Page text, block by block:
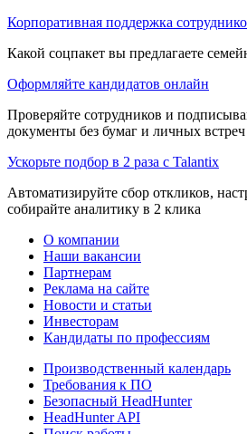
Корпоративная поддержка
Какой соцпакет вы предлагаете
Оформляйте кандидатов онлайн
Проверяйте сотрудников и
документы без бумаг и личных встреч
Ускорьте подбор в 2 раза с Talantix
Автоматизируйте сбор откликов,
собирайте аналитику в 2 клика
О компании
Наши вакансии
Партнерам
Реклама на сайте
Новости и статьи
Инвесторам
Кандидаты по профессиям
Производственный календарь
Требования к ПО
Безопасный HeadHunter
HeadHunter API